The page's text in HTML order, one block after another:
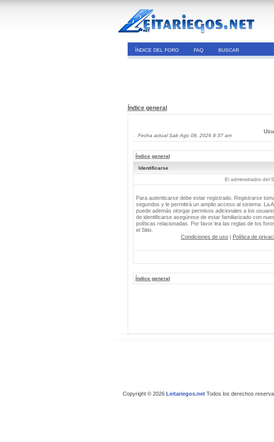
ÍNDICE DEL FORO FAQ BUSCAR
Índice general
Fecha actual Sab Ago 08, 2026 8:37 am
Índice general
Identificarse
El administrador del
Para autenticarse debe estar registrado. Registrarse
segundos y le permitirá un amplio acceso al sistema. La
puede además otorgar permisos adicionales a los
de identificarse asegúrese de estar familiarizado con
políticas relacionadas. Por favor lea las reglas de los
el Sitio.
Condiciones de uso | Política de
Índice general
Copyright © 2026 Leitariegos.netTodos los derechos